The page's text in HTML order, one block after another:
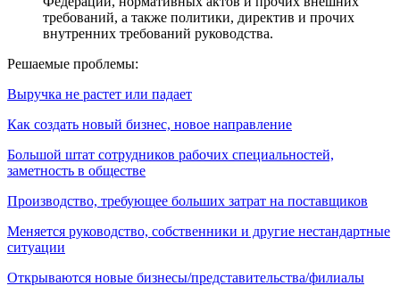
требований, а также политики, директив и прочих
внутренних требований руководства.
Решаемые проблемы:
Выручка не растет или падает
Как создать новый бизнес, новое направление
Большой штат сотрудников рабочих специальностей,
заметность в обществе
Производство, требующее больших затрат на поставщиков
Меняется руководство, собственники и другие нестандартные
ситуации
Открываются новые бизнесы/представительства/филиалы